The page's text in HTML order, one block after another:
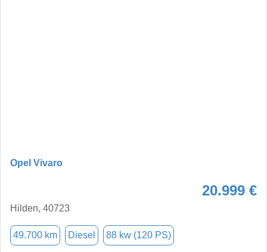
Opel Vivaro
20.999 €
Hilden, 40723
49.700 km Diesel 88 kw (120 PS)